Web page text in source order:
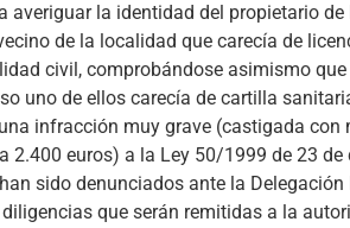
averiguar la identidad del propietario
de la localidad que carecía de
civil, comprobándose asimismo
uno de ellos carecía de cartilla
infracción muy grave (castigada
euros) a la Ley 50/1999 de 23
sido denunciados ante la
que serán remitidas a la